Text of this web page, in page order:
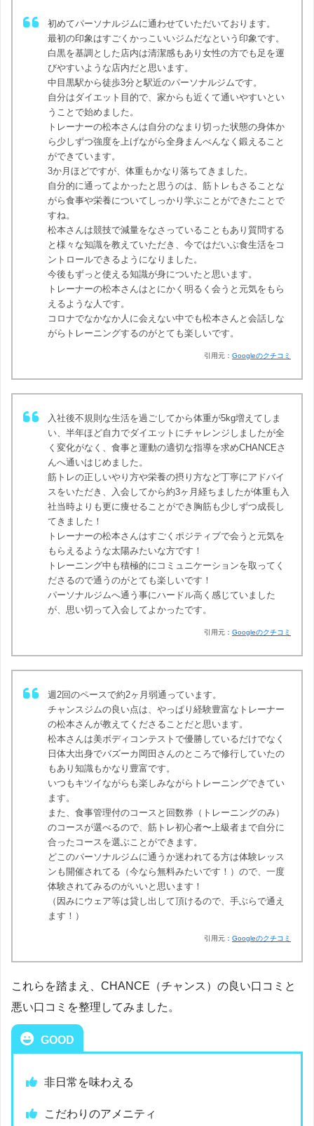
初めてパーソナルジムに通わせていただいております。
最初の印象はすごくかっこいいジムだなという印象です。
白黒を基調とした店内は清潔感もあり女性の方でも足を運
びやすいような店内だと思います。
中目黒駅から徒歩3分と駅近のパーソナルジムです。
自分はダイエット目的で、家からも近くて通いやすいとい
うことで始めました。
トレーナーの松本さんは自分のなまり切った状態の身体か
ら少しずつ強度を上げながら全身まんべんなく鍛えること
ができています。
3か月ほどですが、体重もかなり落ちてきました。
自分的に通ってよかったと思うのは、筋トレもさることな
がら食事や栄養についてしっかり学ぶことができたことで
すね。
松本さんは競技で減量をなさっていることもあり質問する
と様々な知識を教えていただき、今ではだいぶ食生活をコ
ントロールできるようになりました。
今後もずっと使える知識が身についたと思います。
トレーナーの松本さんはとにかく明るく会うと元気をもら
えるような人です。
コロナでなかなか人に会えない中でも松本さんと会話しな
がらトレーニングするのがとても楽しいです。
引用元： Googleのクチコミ
入社後不規則な生活を過ごしてから体重が5kg増えてしま
い、半年ほど自力でダイエットにチャレンジしましたが全
く変化がなく、食事と運動の適切な指導を求めCHANCEさ
んへ通いはじめました。
筋トレの正しいやり方や栄養の摂り方など丁寧にアドバイ
スをいただき、入会してから約3ヶ月経ちましたが体重も入
社当時よりも更に痩せることができ胸筋も少しずつ成長し
てきました！
トレーナーの松本さんはすごくポジティブで会うと元気を
もらえるような太陽みたいな方です！
トレーニング中も積極的にコミュニケーションを取ってく
ださるので通うのがとても楽しいです！
パーソナルジムへ通う事にハードル高く感じていました
が、思い切って入会してよかったです。
引用元： Googleのクチコミ
週2回のペースで約2ヶ月弱通っています。
チャンスジムの良い点は、やっぱり経験豊富なトレーナー
の松本さんが教えてくださることだと思います。
松本さんは美ボディコンテストで優勝しているだけでなく
日体大出身でバズーカ岡田さんのところで修行していたの
もあり知識もかなり豊富です。
いつもキツイながらも楽しみながらトレーニングできてい
ます。
また、食事管理付のコースと回数券（トレーニングのみ）
のコースが選べるので、筋トレ初心者〜上級者まで自分に
合ったコースを選ぶことができます。
どこのパーソナルジムに通うか迷われてる方は体験レッス
ンも開催されてる（今なら無料みたいです！）ので、一度
体験されてみるのがいいと思います！
（因みにウェア等は貸し出して頂けるので、手ぶらで通え
ます！）
引用元： Googleのクチコミ
これらを踏まえ、CHANCE（チャンス）の良い口コミと
悪い口コミを整理してみました。
GOOD
非日常を味わえる
こだわりのアメニティ